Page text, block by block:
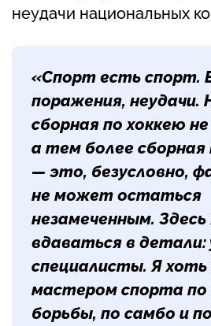
неудачи национальных
«Спорт есть спорт.
поражения, неудачи.
сборная по хоккею
а тем более
— это, безусловно,
не может остаться
незамеченным. Здесь
вдаваться в детали:
специалисты. Я хоть
мастером спорта по
борьбы, по самбо и